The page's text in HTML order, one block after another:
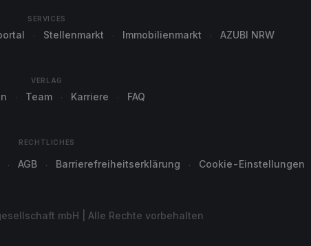
SERVICES
Stellenmarkt Immobilienmarkt AZUBI NRW
VERLAG
Team Karriere FAQ
RECHTLICHES
AGB Barrierefreiheitserklärung Cookie-Einstellungen
mbH | Alle Rechte vorbehalten